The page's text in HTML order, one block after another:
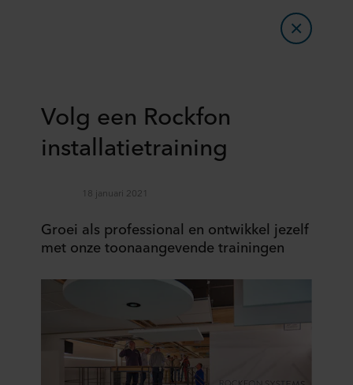
Volg een Rockfon
installatietraining
18 januari 2021
Groei als professional en ontwikkel jezelf
met onze toonaangevende trainingen